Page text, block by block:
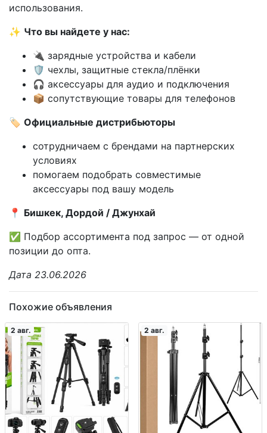
использования.
✨ Что вы найдете у нас:
🔌 зарядные устройства и кабели
🛡️ чехлы, защитные стекла/плёнки
🎧 аксессуары для аудио и подключения
📦 сопутствующие товары для телефонов
🏷️ Официальные дистрибьюторы
сотрудничаем с брендами на партнерских
условиях
помогаем подобрать совместимые
аксессуары под вашу модель
📍 Бишкек, Дордой / Джунхай
✅ Подбор ассортимента под запрос — от одной
позиции до опта.
Дата 23.06.2026
Похожие объявления
2 авг. 2 авг.